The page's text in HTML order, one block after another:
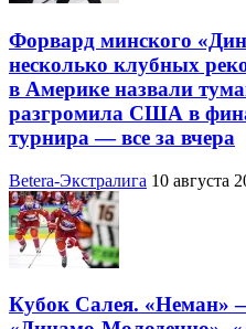
Форвард минского
несколько клубных
в Америке назвали
разгромила США в
турнира — все за вчера
Betera-Экстралига 10 августа
Кубок Салея. «Неман»